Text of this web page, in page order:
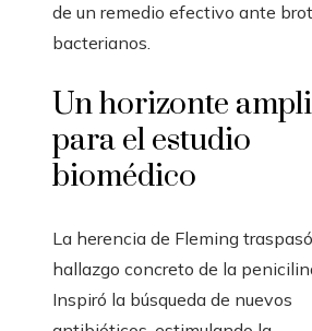
de un remedio efectivo ante
bacterianos.
Un horizonte
para el estudio
biomédico
La herencia de Fleming
hallazgo concreto de la
Inspiró la búsqueda de nuevos